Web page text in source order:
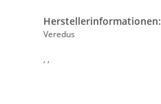
Herstellerinformationen:
Veredus
, ,